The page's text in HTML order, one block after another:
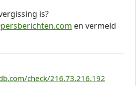
is?
en vermeld
check/216.73.216.192